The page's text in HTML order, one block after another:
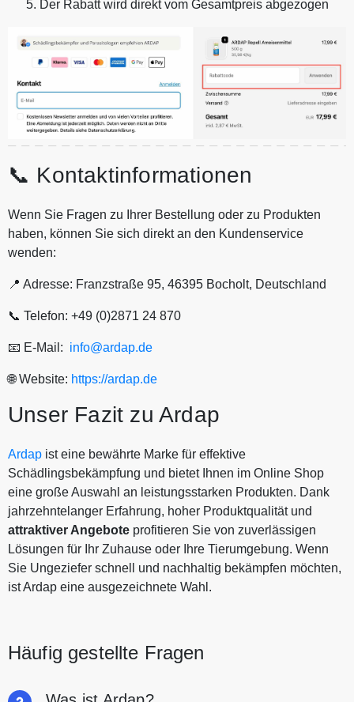
Der Rabatt wird direkt vom Gesamtpreis abgezogen
📞 Kontaktinformationen
Wenn Sie Fragen zu Ihrer Bestellung oder zu Produkten
haben, können Sie sich direkt an den Kundenservice
wenden:
📍 Adresse: Franzstraße 95, 46395 Bocholt, Deutschland
📞 Telefon: +49 (0)2871 24 870
📧 E-Mail: info@ardap.de
🌐 Website: https://ardap.de
Unser Fazit zu Ardap
Ardap ist eine bewährte Marke für effektive
Schädlingsbekämpfung und bietet Ihnen im Online Shop
eine große Auswahl an leistungsstarken Produkten. Dank
jahrzehntelanger Erfahrung, hoher Produktqualität und
attraktiver Angebote profitieren Sie von zuverlässigen
Lösungen für Ihr Zuhause oder Ihre Tierumgebung. Wenn
Sie Ungeziefer schnell und nachhaltig bekämpfen möchten,
ist Ardap eine ausgezeichnete Wahl.
Häufig gestellte Fragen